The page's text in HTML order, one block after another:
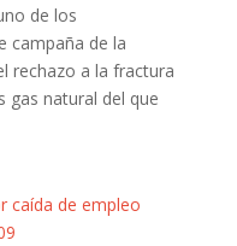
de los
campaña de la
rechazo a la fractura
gas natural del que